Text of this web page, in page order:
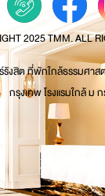
2025 TMM. ALL
รังสิต ที่พักใกล้ธรรมศาส
กรุงเทพ โรงแรมใกล้ ม